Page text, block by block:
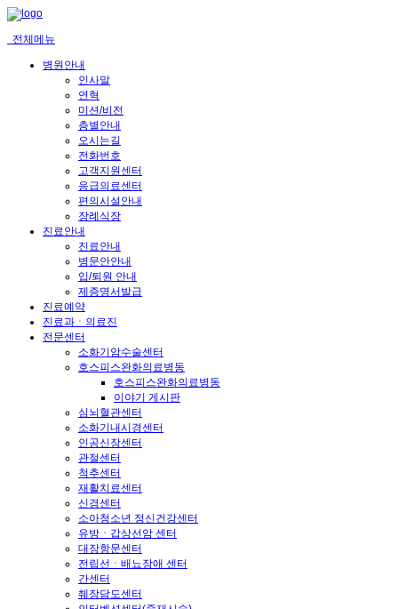
메
건전체메뉴
병원안내
인사말
연혁
미션/비전
층별안내
오시는길
전화번호
고객지원센터
응급의료센터
편의시설안내
장례식장
진료안내
진료안내
병문안안내
입/퇴원 안내
제증명서발급
진료예약
진료과ㆍ의료진
전문센터
소화기암수술센터
호스피스완화의료병동
호스피스완화의료병동
이야기 게시판
심뇌혈관센터
소화기내시경센터
인공신장센터
관절센터
척추센터
재활치료센터
신경센터
소아청소년 정신건강센터
유방ㆍ갑상선암 센터
대장항문센터
전립선ㆍ배뇨장애 센터
간센터
췌장담도센터